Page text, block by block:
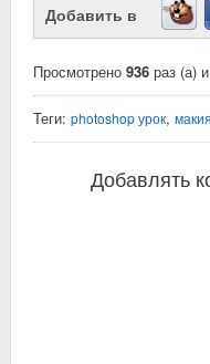
Добавить в
Просмотрено 936 раз (а)
Теги: photoshop урок,
Добавлять